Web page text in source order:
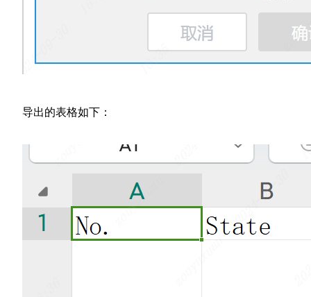
导出的表格如下：